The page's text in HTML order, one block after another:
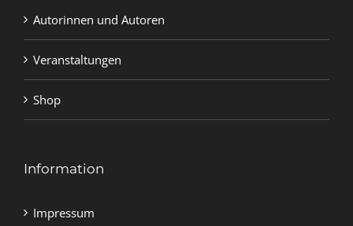
Autorinnen und Autoren
Veranstaltungen
Shop
Information
Impressum